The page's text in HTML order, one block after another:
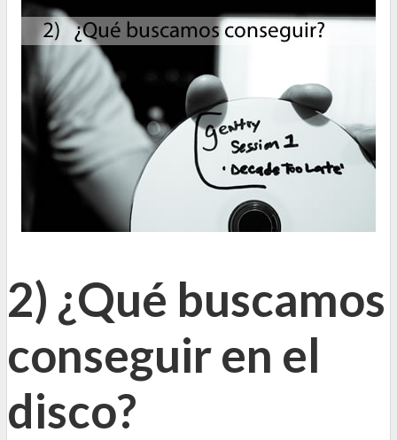
2) ¿Qué buscamos
conseguir en el
disco?